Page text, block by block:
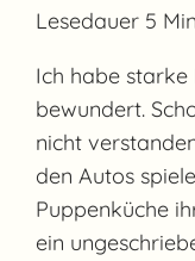
Lesedauer 5
Ich habe
bewundert.
nicht
den Autos
Puppenküche
ein